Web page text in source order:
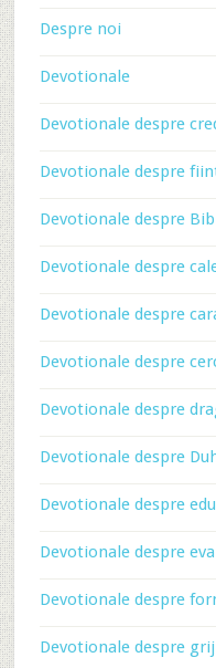
Despre noi
Devotionale
Devotionale despre
Devotionale despre
Devotionale despre
Devotionale despre
Devotionale despre
Devotionale despre
Devotionale despre
Devotionale despre
Devotionale despre
Devotionale despre
Devotionale despre
Devotionale despre